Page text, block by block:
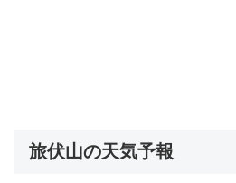
旅伏山の天気予報